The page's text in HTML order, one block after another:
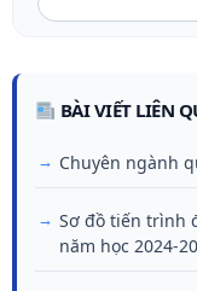
BÀI VIẾT LIÊN
Chuyên ngành
Sơ đồ tiến trình
năm học 2024-